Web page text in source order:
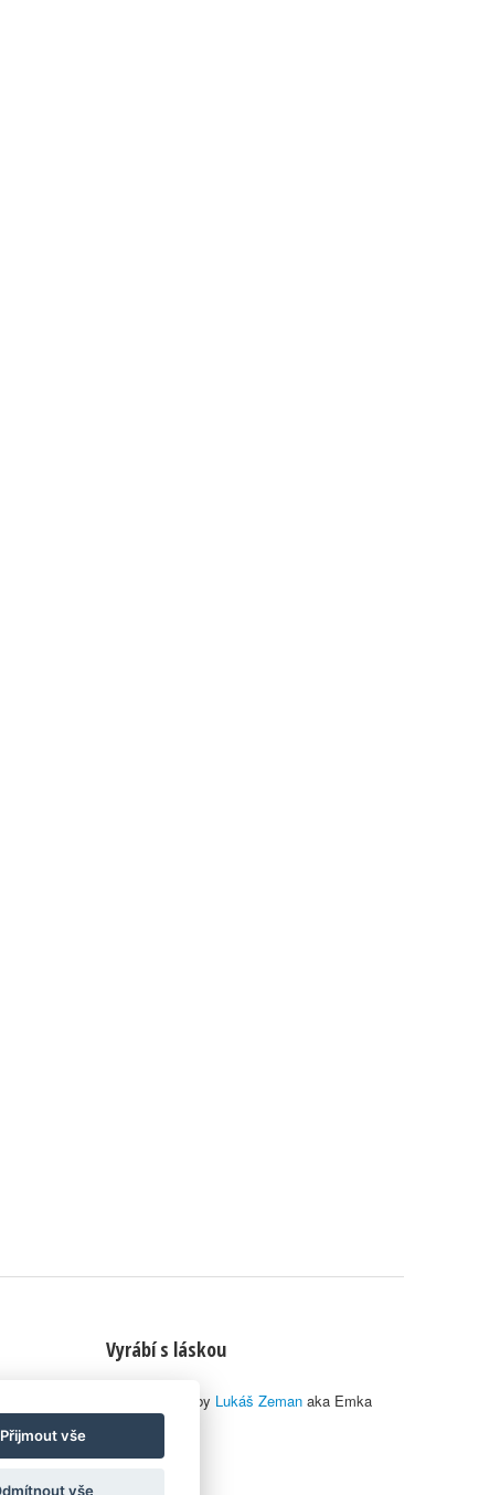
Vyrábí s láskou
© 2010–2026 by Lukáš Zeman aka Emka
Přijmout vše
vše